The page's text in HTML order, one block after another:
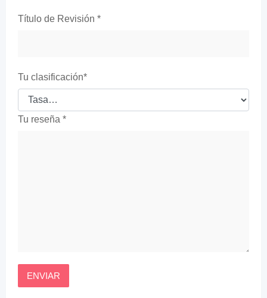
Título de Revisión *
Tu clasificación*
Tu reseña *